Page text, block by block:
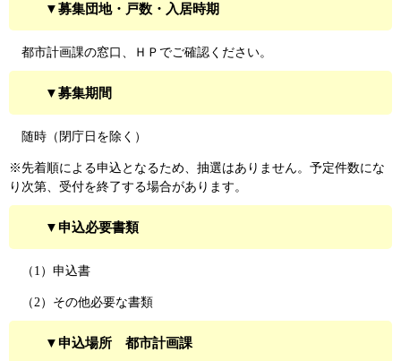
▼募集団地・戸数・入居時期
都市計画課の窓口、ＨＰでご確認ください。
▼募集期間
随時（閉庁日を除く）
※先着順による申込となるため、抽選はありません。予定件数にな
り次第、受付を終了する場合があります。
▼申込必要書類
（1）申込書
（2）その他必要な書類
▼申込場所 都市計画課